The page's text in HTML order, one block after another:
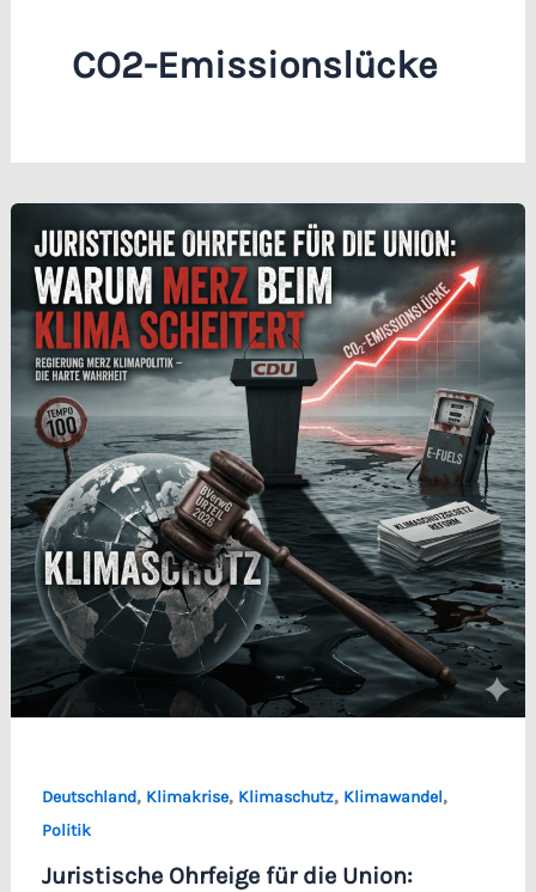
CO2-Emissionslücke
Deutschland, Klimakrise, Klimaschutz, Klimawandel,
Politik
Juristische Ohrfeige für die Union: